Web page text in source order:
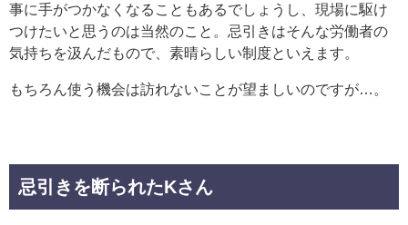
事に手がつかなくなることもあるでしょうし、現場に駆け
つけたいと思うのは当然のこと。忌引きはそんな労働者の
気持ちを汲んだもので、素晴らしい制度といえます。
もちろん使う機会は訪れないことが望ましいのですが…。
忌引きを断られたKさん